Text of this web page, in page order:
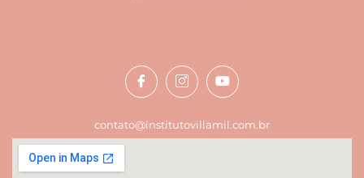
contato@institutovillamil.com.br